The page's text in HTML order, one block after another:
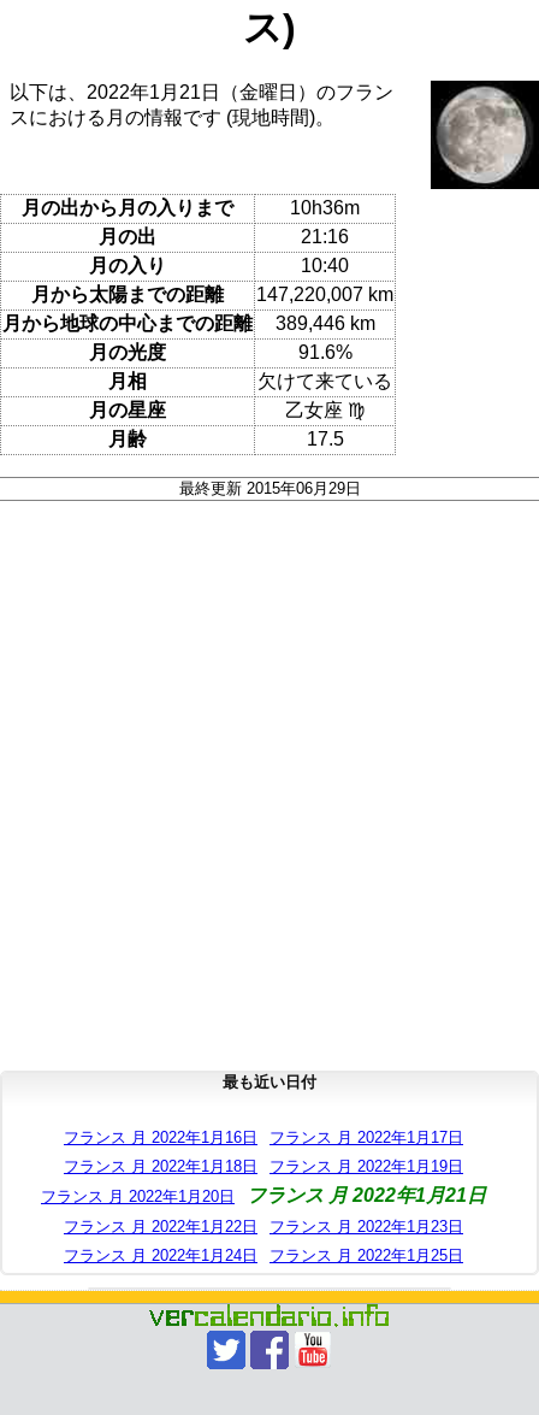
ス)
以下は、2022年1月21日（金曜日）のフラン
スにおける月の情報です (現地時間)。
月の出から月の入りまで
10h36m
月の出
21:16
月の入り
10:40
月から太陽までの距離
147,220,007 km
月から地球の中心までの距離
389,446 km
月の光度
91.6%
月相
欠けて来ている
月の星座
乙女座 ♍
月齢
17.5
最終更新 2015年06月29日
最も近い日付
フランス 月 2022年1月16日
フランス 月 2022年1月17日
フランス 月 2022年1月18日
フランス 月 2022年1月19日
フランス 月 2022年1月20日
フランス 月 2022年1月21日
フランス 月 2022年1月22日
フランス 月 2022年1月23日
フランス 月 2022年1月24日
フランス 月 2022年1月25日